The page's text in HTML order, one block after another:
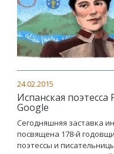
24.02.2015
Испанская поэтесса
Google
Сегодняшняя заставка
посвящена 178-й
поэтессы и